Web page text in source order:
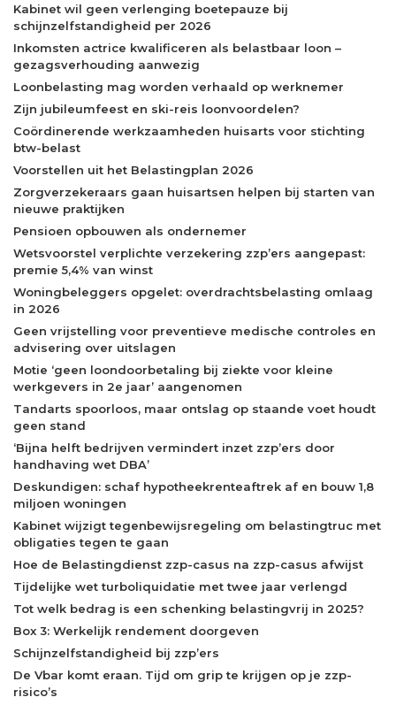
Kabinet wil geen verlenging boetepauze bij
schijnzelfstandigheid per 2026
Inkomsten actrice kwalificeren als belastbaar loon –
gezagsverhouding aanwezig
Loonbelasting mag worden verhaald op werknemer
Zijn jubileumfeest en ski-reis loonvoordelen?
Coördinerende werkzaamheden huisarts voor stichting
btw-belast
Voorstellen uit het Belastingplan 2026
Zorgverzekeraars gaan huisartsen helpen bij starten van
nieuwe praktijken
Pensioen opbouwen als ondernemer
Wetsvoorstel verplichte verzekering zzp’ers aangepast:
premie 5,4% van winst
Woningbeleggers opgelet: overdrachtsbelasting omlaag
in 2026
Geen vrijstelling voor preventieve medische controles en
advisering over uitslagen
Motie ‘geen loondoorbetaling bij ziekte voor kleine
werkgevers in 2e jaar’ aangenomen
Tandarts spoorloos, maar ontslag op staande voet houdt
geen stand
‘Bijna helft bedrijven vermindert inzet zzp’ers door
handhaving wet DBA’
Deskundigen: schaf hypotheekrenteaftrek af en bouw 1,8
miljoen woningen
Kabinet wijzigt tegenbewijsregeling om belastingtruc met
obligaties tegen te gaan
Hoe de Belastingdienst zzp-casus na zzp-casus afwijst
Tijdelijke wet turboliquidatie met twee jaar verlengd
Tot welk bedrag is een schenking belastingvrij in 2025?
Box 3: Werkelijk rendement doorgeven
Schijnzelfstandigheid bij zzp’ers
De Vbar komt eraan. Tijd om grip te krijgen op je zzp-
risico’s